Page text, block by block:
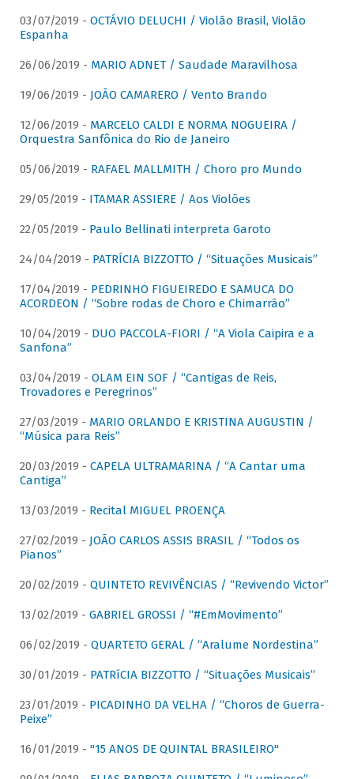
03/07/2019 - OCTÁVIO DELUCHI / Violão Brasil, Violão
Espanha
26/06/2019 - MARIO ADNET / Saudade Maravilhosa
19/06/2019 - JOÃO CAMARERO / Vento Brando
12/06/2019 - MARCELO CALDI E NORMA NOGUEIRA /
Orquestra Sanfônica do Rio de Janeiro
05/06/2019 - RAFAEL MALLMITH / Choro pro Mundo
29/05/2019 - ITAMAR ASSIERE / Aos Violões
22/05/2019 - Paulo Bellinati interpreta Garoto
24/04/2019 - PATRÍCIA BIZZOTTO / “Situações Musicais”
17/04/2019 - PEDRINHO FIGUEIREDO E SAMUCA DO
ACORDEON / “Sobre rodas de Choro e Chimarrão”
10/04/2019 - DUO PACCOLA-FIORI / “A Viola Caipira e a
Sanfona”
03/04/2019 - OLAM EIN SOF / “Cantigas de Reis,
Trovadores e Peregrinos”
27/03/2019 - MARIO ORLANDO E KRISTINA AUGUSTIN /
“Música para Reis”
20/03/2019 - CAPELA ULTRAMARINA / “A Cantar uma
Cantiga”
13/03/2019 - Recital MIGUEL PROENÇA
27/02/2019 - JOÃO CARLOS ASSIS BRASIL / “Todos os
Pianos”
20/02/2019 - QUINTETO REVIVÊNCIAS / “Revivendo Victor”
13/02/2019 - GABRIEL GROSSI / “#EmMovimento”
06/02/2019 - QUARTETO GERAL / “Aralume Nordestina”
30/01/2019 - PATRíCIA BIZZOTTO / “Situações Musicais”
23/01/2019 - PICADINHO DA VELHA / “Choros de Guerra-
Peixe”
16/01/2019 - "15 ANOS DE QUINTAL BRASILEIRO"